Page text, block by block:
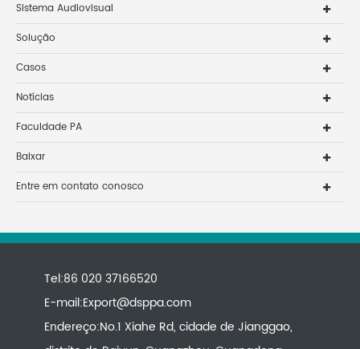
Sistema Audiovisual
Solução
Casos
Notícias
Faculdade PA
Baixar
Entre em contato conosco
Tel:86 020 37166520
E-mail:Export@dsppa.com
Endereço:No.1 Xiahe Rd, cidade de Jianggao,